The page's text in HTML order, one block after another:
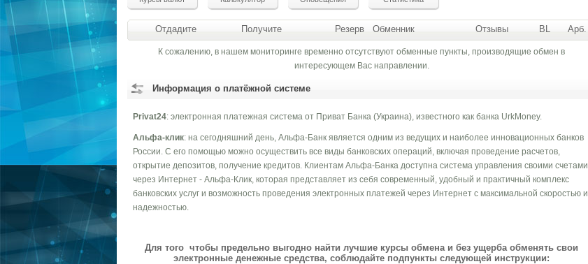
Отдадите Получите Резерв Обменник Отзывы BL Арб.
К сожалению, в нашем мониторинге временно отсутствуют обменные пункты, производящие обмен в
интересующем Вас направлении.
Информация о платёжной системе
Privat24: электронная платежная система от Приват Банка (Украина), известного как банка UrkMoney.
Альфа-клик: на сегодняшний день, Альфа-Банк является одним из ведущих и наиболее инновационных банков
России. С его помощью можно осуществить все виды банковских операций, включая проведение расчетов,
открытие депозитов, получение кредитов. Клиентам Альфа-Банка доступна система управления своими счетами
через Интернет - Альфа-Клик, которая представляет из себя современный, удобный и практичный комплекс
банковских услуг и возможность проведения электронных платежей через Интернет с максимальной скоростью и
надежностью.
Для того чтобы предельно выгодно найти лучшие курсы обмена и без ущерба обменять свои
электронные денежные средства, соблюдайте подпункты следующей инструкции: